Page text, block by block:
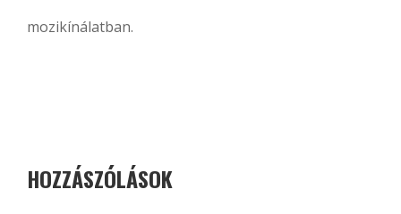
mozikínálatban.
HOZZÁSZÓLÁSOK